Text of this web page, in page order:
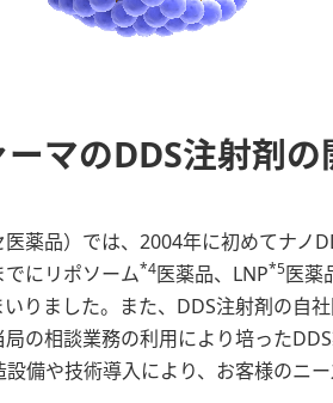
マのDDS注射剤
薬品）では、2004年に初めてナノ
にリポソーム*4医薬品、LNP*5医薬
りました。また、DDS注射剤の自
の相談業務の利用により培った
備や技術導入により、お客様のニ